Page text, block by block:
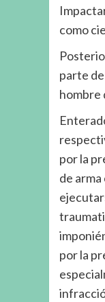
como
parte
hombre
por la
de
por la